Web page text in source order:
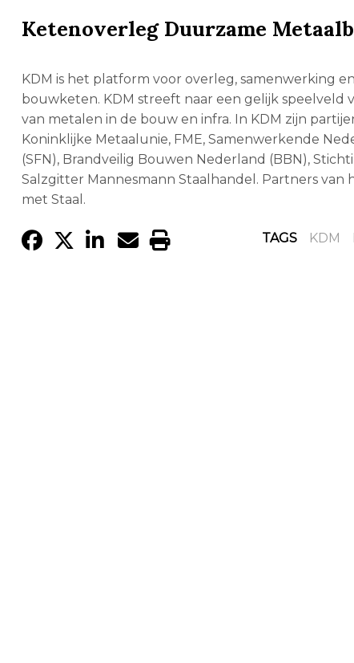
Ketenoverleg Duurzame
KDM is het platform voor overleg, samenwerking
bouwketen. KDM streeft naar een gelijk
van metalen in de bouw en infra. In KDM zijn
Koninklijke Metaalunie, FME, Samenwerkende
(SFN), Brandveilig Bouwen Nederland (BBN),
Salzgitter Mannesmann Staalhandel. Partners
met Staal.
TAGS KDM